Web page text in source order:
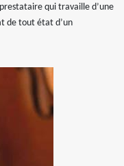
qui travaille d’une
de tout état d’un